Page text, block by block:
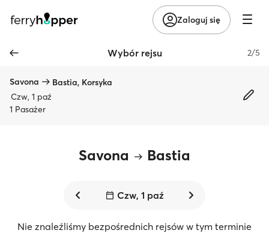
Zaloguj się
Wybór rejsu 2/5
Savona
Bastia, Korsyka
Czw, 1 paź
1 Pasażer
Savona Bastia
Czw, 1 paź
Nie znaleźliśmy bezpośrednich rejsów w tym terminie